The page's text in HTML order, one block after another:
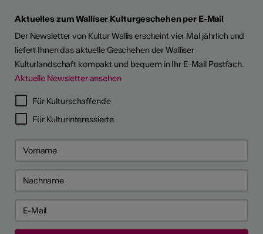
Aktuelles zum Walliser Kulturgeschehen per E-Mail
Der Newsletter von Kultur Wallis erscheint vier Mal jährlich und
liefert Ihnen das aktuelle Geschehen der Walliser
Kulturlandschaft kompakt und bequem in Ihr E-Mail Postfach.
Aktuelle Newsletter ansehen
Für Kulturschaffende
Für Kulturinteressierte